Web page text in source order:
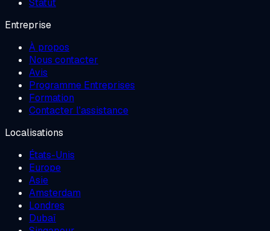
Statut
Entreprise
À propos
Nous contacter
Avis
Programme Entreprises
Formation
Contacter l'assistance
Localisations
États-Unis
Europe
Asie
Amsterdam
Londres
Dubaï